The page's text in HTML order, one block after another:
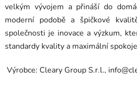
velkým vývojem a přináší do
moderní podobě a špičkové
společnosti je inovace a výzkum,
standardy kvality a maximální
Výrobce: Cleary Group S.r.l.,